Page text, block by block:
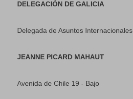
DELEGACIÓN DE GALICIA
Delegada de Asuntos Internacionales
JEANNE PICARD MAHAUT
Avenida de Chile 19 - Bajo